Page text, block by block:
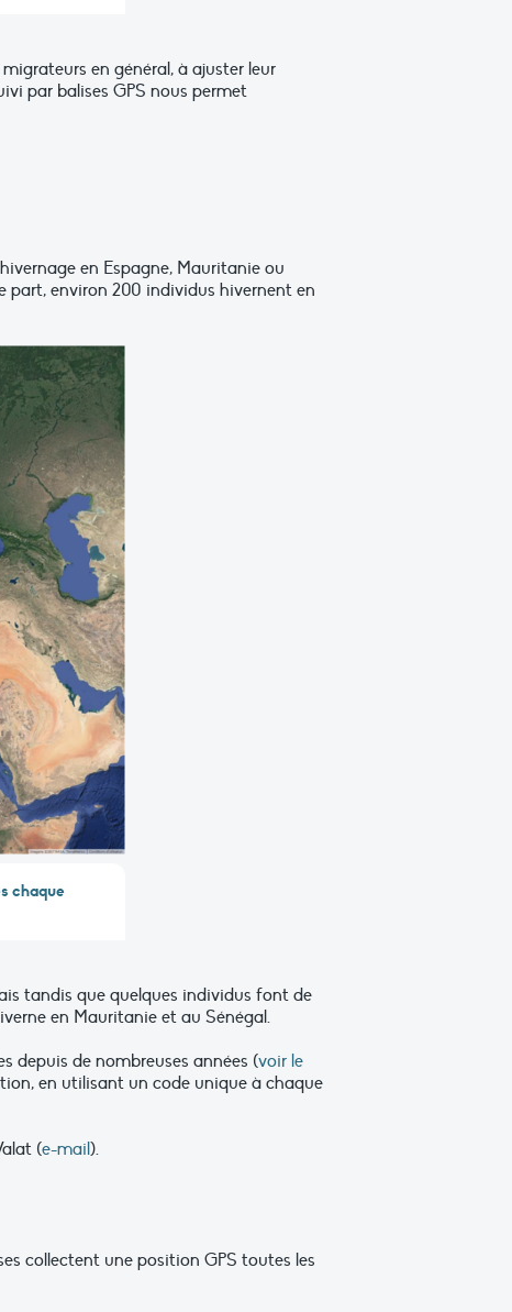
en général, à ajuster leur
par balises GPS nous permet
en Espagne, Mauritanie ou
part, environ 200 individus hivernent en
chaque
tandis que quelques individus font de
en Mauritanie et au Sénégal.
depuis de nombreuses années (voir le
en utilisant un code unique à chaque
(e-mail).
collectent une position GPS toutes les